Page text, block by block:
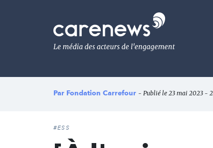
Le
média
de
l'engagement
Par Fondation Carrefour - Publié le 23 mai 2023 -
#ESS